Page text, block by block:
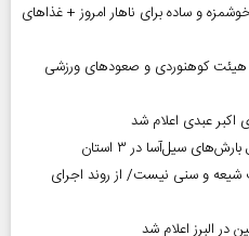
کنم؟ | ۲۰ پیشنهاد خوشمزه و ساده برای ناهار امروز + غذاهای
هیئت کوهنوردی و صعودهای ورزشی
اکبر عبدی اعلام شد
و سنی نیست/ از روند اجرای
در البرز اعلام شد